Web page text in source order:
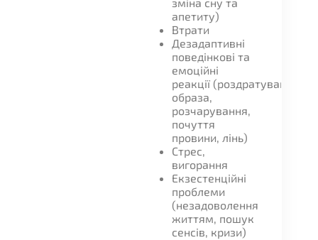
апетиту)
Втрати
Дезадаптивні
поведінкові та
емоційні
реакції (роздратування,
образа,
розчарування,
почуття
провини, лінь)
Стрес,
вигорання
Екзестенційні
проблеми
(незадоволення
життям, пошук
сенсів, кризи)